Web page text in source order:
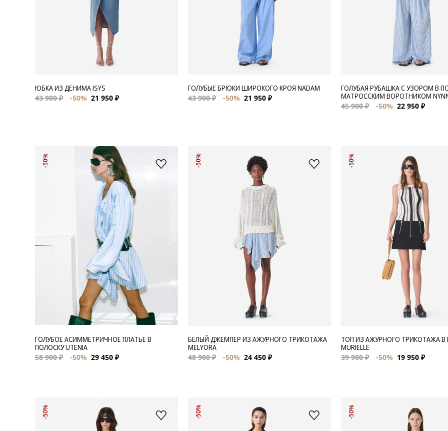
ЮБКА ИЗ ДЕНИМА ISYS
43 900 ₽
-50% 21 950 ₽
ГОЛУБЫЕ БРЮКИ ШИРОКОГО КРОЯ NADAM
43 900 ₽
-50% 21 950 ₽
ГОЛУБАЯ РУБАШКА С УЗОРОМ В
МАТРОССКИМ ВОРОТНИКОМ
45 900 ₽
-50% 22 950 ₽
-50%
ГОЛУБОЕ АСИММЕТРИЧНОЕ ПЛАТЬЕ В
ПОЛОСКУ UTENIA
58 900 ₽
-50% 29 450 ₽
-50%
БЕЛЫЙ ДЖЕМПЕР ИЗ АЖУРНОГО ТРИКОТАЖА
MELYORA
48 900 ₽
-50% 24 450 ₽
-50%
ТОП ИЗ АЖУРНОГО ТРИКОТАЖА В
MURIELLE
39 900 ₽
-50% 19 950 ₽
-50% -50% -50%